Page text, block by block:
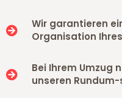
Wir garantieren
Organisation
Bei Ihrem Umzug
unseren